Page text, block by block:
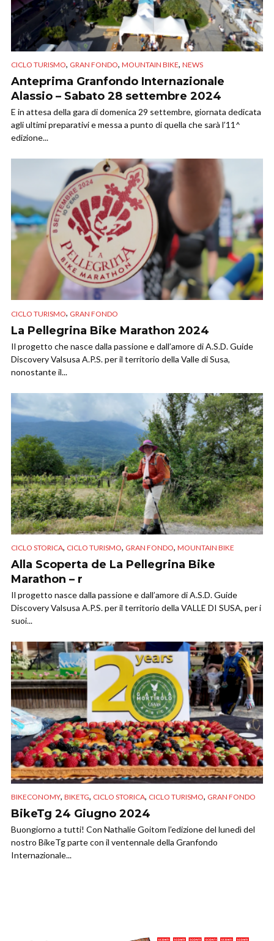
CICLO TURISMO, GRAN FONDO, MOUNTAIN BIKE, NEWS
Anteprima Granfondo Internazionale
Alassio – Sabato 28 settembre 2024
E in attesa della gara di domenica 29 settembre, giornata dedicata
agli ultimi preparativi e messa a punto di quella che sarà l’11^
edizione...
CICLO TURISMO, GRAN FONDO
La Pellegrina Bike Marathon 2024
Il progetto che nasce dalla passione e dall’amore di A.S.D. Guide
Discovery Valsusa A.P.S. per il territorio della Valle di Susa,
nonostante il...
CICLO STORICA, CICLO TURISMO, GRAN FONDO, MOUNTAIN BIKE
Alla Scoperta de La Pellegrina Bike
Marathon – r
Il progetto nasce dalla passione e dall’amore di A.S.D. Guide
Discovery Valsusa A.P.S. per il territorio della VALLE DI SUSA, per i
suoi...
BIKECONOMY, BIKETG, CICLO STORICA, CICLO TURISMO, GRAN FONDO
BikeTg 24 Giugno 2024
Buongiorno a tutti! Con Nathalie Goitom l’edizione del lunedì del
nostro BikeTg parte con il ventennale della Granfondo
Internazionale...